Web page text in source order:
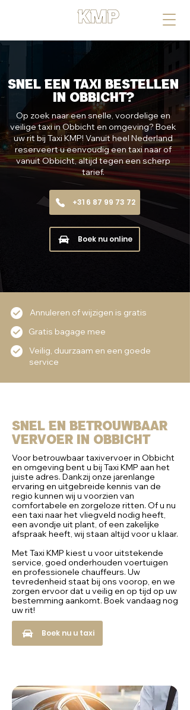
Snel een taxi bestellen
in Obbicht?
Op zoek naar een snelle, voordelige en
veilige taxi in Obbicht en omgeving? Boek
uw rit bij Taxi KMP! Vanuit heel Nederland
reserveert u eenvoudig een taxi naar of
vanuit Obbicht, altijd tegen een scherp
tarief.
+31 6 87 99 73 72
Boek nu online
Annuleren of wijzigen is gratis
Gratis bagage mee
Veilig, duurzaam en een goede
service
Snel en Betrouwbaar
vervoer in Obbicht
Voor betrouwbaar taxivervoer in Obbicht
en omgeving bent u bij Taxi KMP aan het
juiste adres. Dankzij onze jarenlange
ervaring en uitgebreide kennis van de
regio kunnen wij u voorzien van
comfortabele en zorgeloze ritten. Of u nu
een taxi naar het vliegveld nodig heeft,
een avondje uit plant, of een zakelijke
afspraak heeft, wij staan altijd voor u klaar.
Met Taxi KMP kiest u voor uitstekende
service, goed onderhouden voertuigen
en professionele chauffeurs. Uw
tevredenheid staat bij ons voorop, en we
zorgen ervoor dat u veilig en op tijd op uw
bestemming aankomt. Boek vandaag nog
uw rit!
Boek nu u taxi